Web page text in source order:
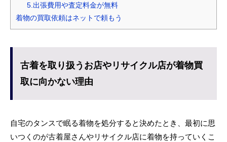
5.出張費用や査定料金が無料
着物の買取依頼はネットで頼もう
古着を取り扱うお店やリサイクル店が着物買
取に向かない理由
自宅のタンスで眠る着物を処分すると決めたとき、最初に思
いつくのが古着屋さんやリサイクル店に着物を持っていくこ